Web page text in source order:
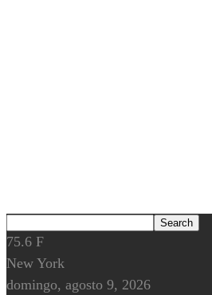
75.6 F
New York
domingo, agosto 9, 2026